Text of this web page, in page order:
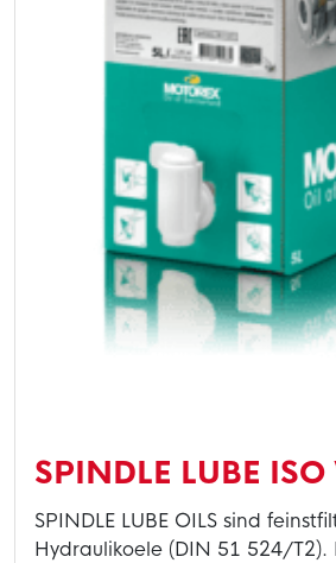
SPINDLE LUBE
SPINDLE LUBE OILS sind
Hydraulikoele (DIN 51 524/T2).